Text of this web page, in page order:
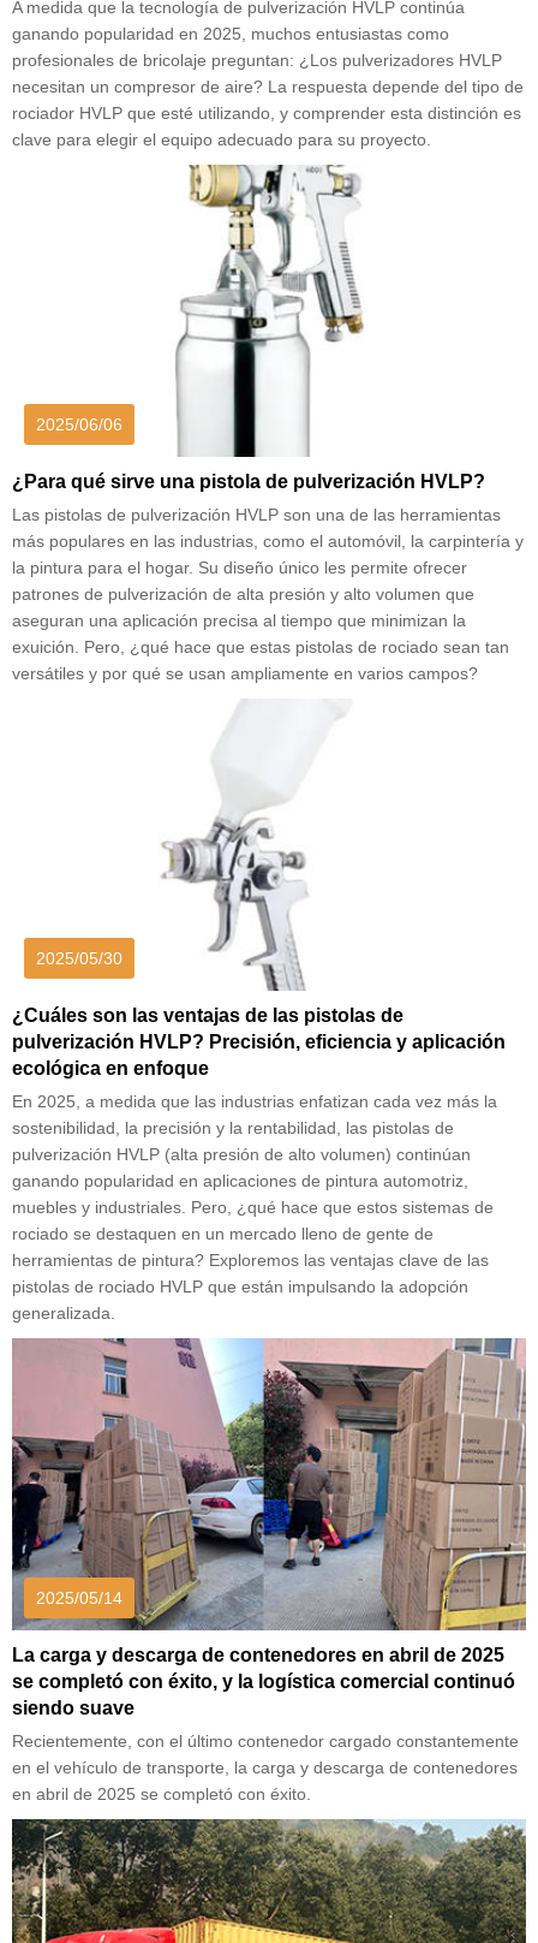
A medida que la tecnología de pulverización HVLP continúa
ganando popularidad en 2025, muchos entusiastas como
profesionales de bricolaje preguntan: ¿Los pulverizadores HVLP
necesitan un compresor de aire? La respuesta depende del tipo de
rociador HVLP que esté utilizando, y comprender esta distinción es
clave para elegir el equipo adecuado para su proyecto.
2025/06/06
¿Para qué sirve una pistola de pulverización HVLP?
Las pistolas de pulverización HVLP son una de las herramientas
más populares en las industrias, como el automóvil, la carpintería y
la pintura para el hogar. Su diseño único les permite ofrecer
patrones de pulverización de alta presión y alto volumen que
aseguran una aplicación precisa al tiempo que minimizan la
exuición. Pero, ¿qué hace que estas pistolas de rociado sean tan
versátiles y por qué se usan ampliamente en varios campos?
2025/05/30
¿Cuáles son las ventajas de las pistolas de
pulverización HVLP? Precisión, eficiencia y aplicación
ecológica en enfoque
En 2025, a medida que las industrias enfatizan cada vez más la
sostenibilidad, la precisión y la rentabilidad, las pistolas de
pulverización HVLP (alta presión de alto volumen) continúan
ganando popularidad en aplicaciones de pintura automotriz,
muebles y industriales. Pero, ¿qué hace que estos sistemas de
rociado se destaquen en un mercado lleno de gente de
herramientas de pintura? Exploremos las ventajas clave de las
pistolas de rociado HVLP que están impulsando la adopción
generalizada.
2025/05/14
La carga y descarga de contenedores en abril de 2025
se completó con éxito, y la logística comercial continuó
siendo suave
Recientemente, con el último contenedor cargado constantemente
en el vehículo de transporte, la carga y descarga de contenedores
en abril de 2025 se completó con éxito.